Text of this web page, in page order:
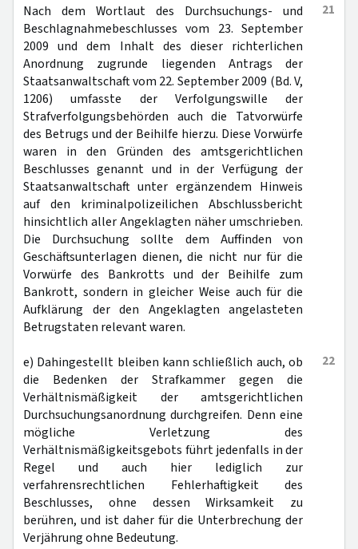
21
Nach dem Wortlaut des Durchsuchungs- und
Beschlagnahmebeschlusses vom 23. September
2009 und dem Inhalt des dieser richterlichen
Anordnung zugrunde liegenden Antrags der
Staatsanwaltschaft vom 22. September 2009 (Bd. V,
1206) umfasste der Verfolgungswille der
Strafverfolgungsbehörden auch die Tatvorwürfe
des Betrugs und der Beihilfe hierzu. Diese Vorwürfe
waren in den Gründen des amtsgerichtlichen
Beschlusses genannt und in der Verfügung der
Staatsanwaltschaft unter ergänzendem Hinweis
auf den kriminalpolizeilichen Abschlussbericht
hinsichtlich aller Angeklagten näher umschrieben.
Die Durchsuchung sollte dem Auffinden von
Geschäftsunterlagen dienen, die nicht nur für die
Vorwürfe des Bankrotts und der Beihilfe zum
Bankrott, sondern in gleicher Weise auch für die
Aufklärung der den Angeklagten angelasteten
Betrugstaten relevant waren.
22
e) Dahingestellt bleiben kann schließlich auch, ob
die Bedenken der Strafkammer gegen die
Verhältnismäßigkeit der amtsgerichtlichen
Durchsuchungsanordnung durchgreifen. Denn eine
mögliche Verletzung des
Verhältnismäßigkeitsgebots führt jedenfalls in der
Regel und auch hier lediglich zur
verfahrensrechtlichen Fehlerhaftigkeit des
Beschlusses, ohne dessen Wirksamkeit zu
berühren, und ist daher für die Unterbrechung der
Verjährung ohne Bedeutung.